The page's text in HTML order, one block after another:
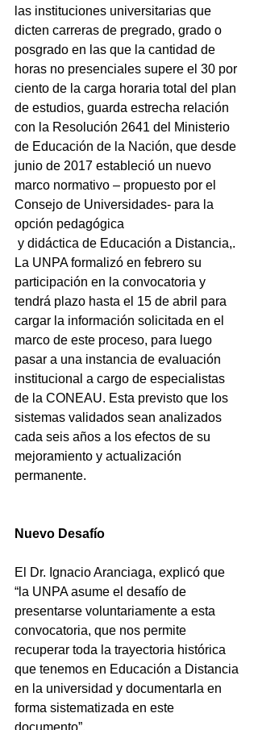
las instituciones universitarias que
dicten carreras de pregrado, grado o
posgrado en las que la cantidad de
horas no presenciales supere el 30 por
ciento de la carga horaria total del plan
de estudios, guarda estrecha relación
con la Resolución 2641 del Ministerio
de Educación de la Nación, que desde
junio de 2017 estableció un nuevo
marco normativo – propuesto por el
Consejo de Universidades- para la
opción pedagógica
y didáctica de Educación a Distancia,.
La UNPA formalizó en febrero su
participación en la convocatoria y
tendrá plazo hasta el 15 de abril para
cargar la información solicitada en el
marco de este proceso, para luego
pasar a una instancia de evaluación
institucional a cargo de especialistas
de la CONEAU. Esta previsto que los
sistemas validados sean analizados
cada seis años a los efectos de su
mejoramiento y actualización
permanente.
Nuevo Desafío
El Dr. Ignacio Aranciaga, explicó que
“la UNPA asume el desafío de
presentarse voluntariamente a esta
convocatoria, que nos permite
recuperar toda la trayectoria histórica
que tenemos en Educación a Distancia
en la universidad y documentarla en
forma sistematizada en este